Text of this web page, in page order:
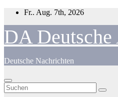
Zum
springen
Fr.. Aug. 7th, 2026
DA
Deutsche Nachrichten